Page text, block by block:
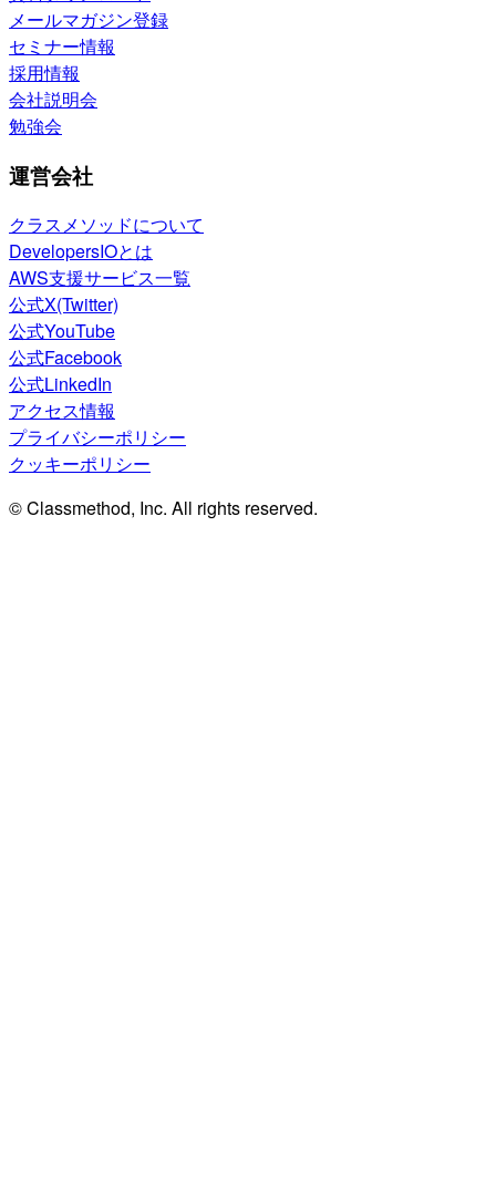
メールマガジン登録
セミナー情報
採用情報
会社説明会
勉強会
運営会社
クラスメソッドについて
DevelopersIOとは
AWS支援サービス一覧
公式X(Twitter)
公式YouTube
公式Facebook
公式LinkedIn
アクセス情報
プライバシーポリシー
クッキーポリシー
© Classmethod, Inc. All rights reserved.